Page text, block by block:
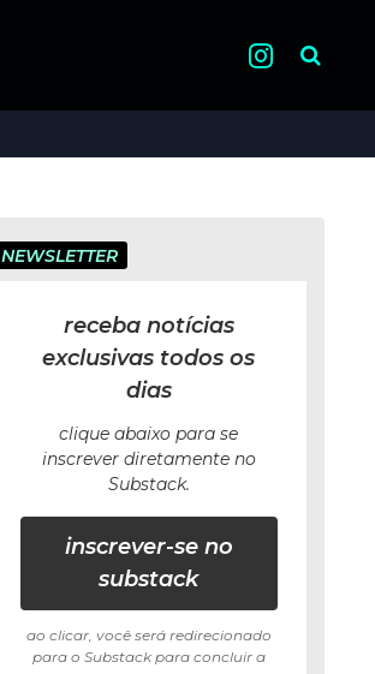
Pesquisa
NEWSLETTER
receba notícias
exclusivas todos os
dias
clique abaixo para se
inscrever diretamente no
Substack.
inscrever-se no
substack
ao clicar, você será redirecionado
para o Substack para concluir a